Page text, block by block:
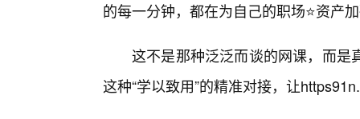
的每一分钟，都在为自己的职场⭐资产
这不是那种泛泛而谈的网课，而是
这种“学以致用”的精准对接，让